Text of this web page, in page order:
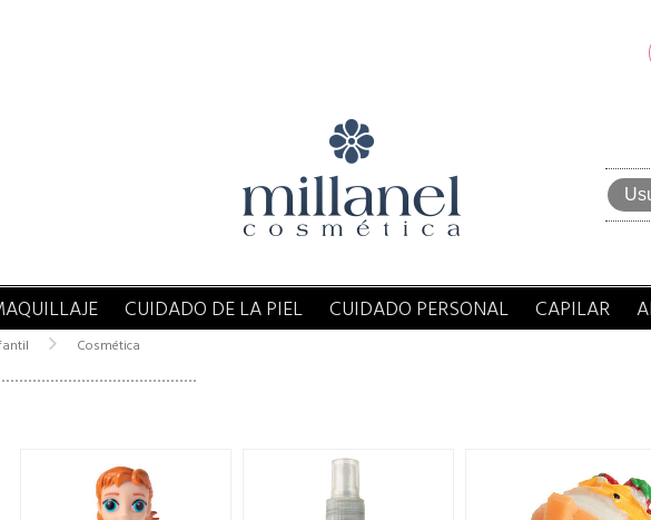
CUIDADO DE LA PIEL CUIDADO PERSONAL CAPILAR
Cosmética